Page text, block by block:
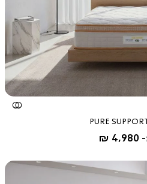
צפייה
מהירה
4,980 ₪